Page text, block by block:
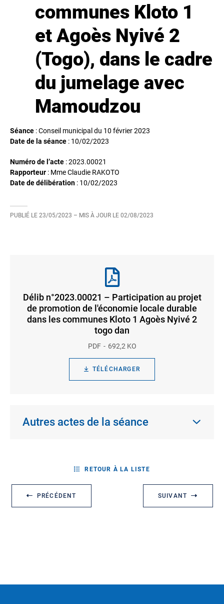
communes Kloto 1
et Agoès Nyivé 2
(Togo), dans le cadre
du jumelage avec
Mamoudzou
Séance : Conseil municipal du 10 février 2023
Date de la séance : 10/02/2023
Numéro de l’acte : 2023.00021
Rapporteur : Mme Claudie RAKOTO
Date de délibération : 10/02/2023
PUBLIÉ LE 23/05/2023 – MIS À JOUR LE 02/08/2023
Délib n°2023.00021 – Participation au projet
de promotion de l'économie locale durable
dans les communes Kloto 1 Agoès Nyivé 2
togo dan
PDF 692,2 KO
TÉLÉCHARGER
Autres actes de la séance
PRÉCÉDENT
RETOUR À LA LISTE
SUIVANT